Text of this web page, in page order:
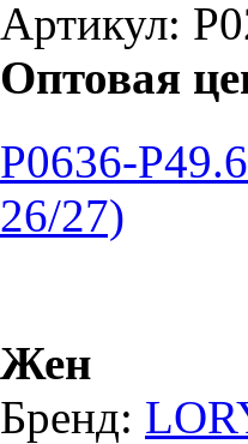
Артикул:
Оптовая
P0636-
26/27)
Жен
Бренд: